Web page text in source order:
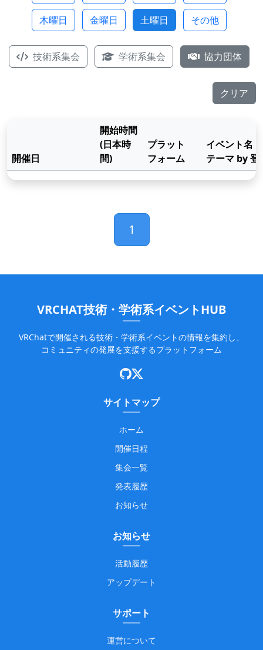
木曜日 金曜日 土曜日 その他
技術系集会 学術系集会 協力団体
クリア
開催日
開始時間
(日本時
間)
プラット
フォーム
イベント名
テーマ by 登
1
VRCHAT技術・学術系イベントHUB
VRChatで開催される技術・学術系イベントの情報を集約し、
コミュニティの発展を支援するプラットフォーム
サイトマップ
ホーム
開催日程
集会一覧
発表履歴
お知らせ
お知らせ
活動履歴
アップデート
サポート
運営について